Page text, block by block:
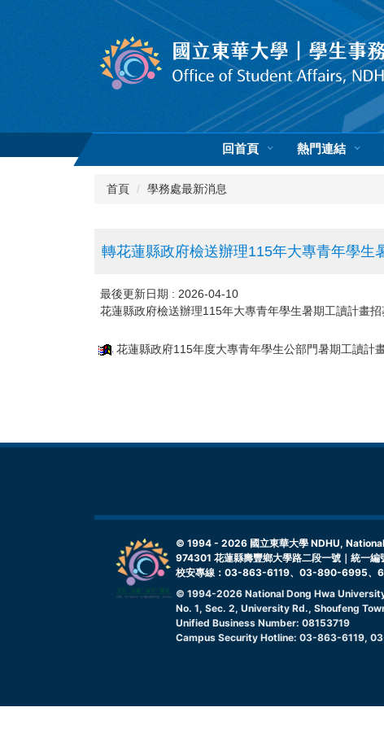
回首頁 熱門連結
首頁 學務處最新消息
轉花蓮縣政府檢送辦理115年大專青年學生
最後更新日期 : 2026-04-10
花蓮縣政府檢送辦理115年大專青年學生暑期工讀計畫招
花蓮縣政府115年度大專青年學生公部門暑期工讀計
© 1994 - 2026 國立東華大學 NDHU,
974301 花蓮縣壽豐鄉大學路二段一號｜統一
校安專線：03-863-6119、03-890-6995、
© 1994-2026 National Dong Hwa
No. 1, Sec. 2, University Rd., Shoufeng
Unified Business Number: 08153719
Campus Security Hotline: 03-863-6119,